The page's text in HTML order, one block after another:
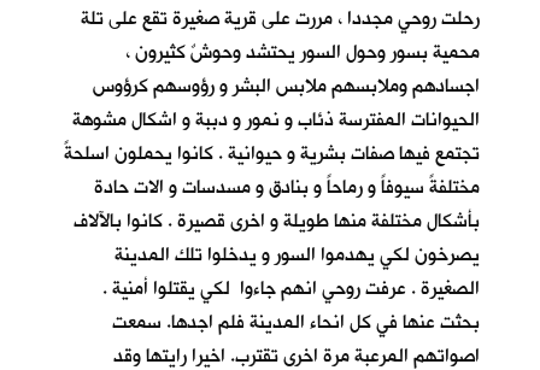
رحلت روحي مجددا ، مررت على قرية صغيرة تقع على تلة
محمية بسور وحول السور يحتشد وحوشٌ كثيرون ،
اجسادهم وملابسهم ملابس البشر و رؤوسهم كرؤوس
الحيوانات المفترسة ذئاب و نمور و دببة و اشكال مشوهة
تجتمع فيها صفات بشرية و حيوانية . كانوا يحملون اسلحةً
مختلفةً سيوفاً و رماحاً و بنادق و مسدسات و الات حادة
بأشكال مختلفة منها طويلة و اخرى قصيرة . كانوا بالآلاف
يصرخون لكي يهدموا السور و يدخلوا تلك المدينة
الصغيرة . عرفت روحي انهم جاءوا لكي يقتلوا أمنية .
بحثت عنها في كل انحاء المدينة فلم اجدها. سمعت
اصواتهم المرعبة مرة اخرى تقترب. اخيرا رايتها وقد